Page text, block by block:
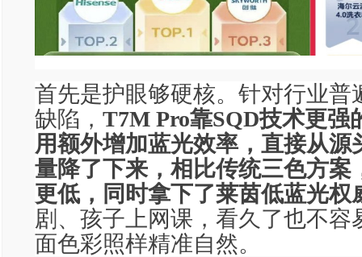
首先是护眼够硬核。针对行业普
缺陷， T7M Pro靠SQD技术更强
用额外增加蓝光效率，直接从源
量降了下来，相比传统三色方案
更低，同时拿下了莱茵低蓝光权
剧、孩子上网课，看久了也不容
面色彩照样精准自然。